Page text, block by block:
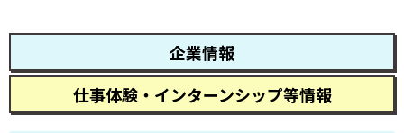
企業情報
仕事体験・インターンシップ等情報